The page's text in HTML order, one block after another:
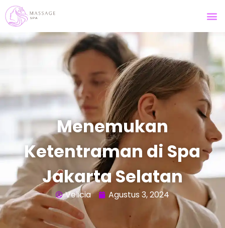
Menemukan
Ketentraman di Spa
Jakarta Selatan
Velicia Agustus 3, 2024